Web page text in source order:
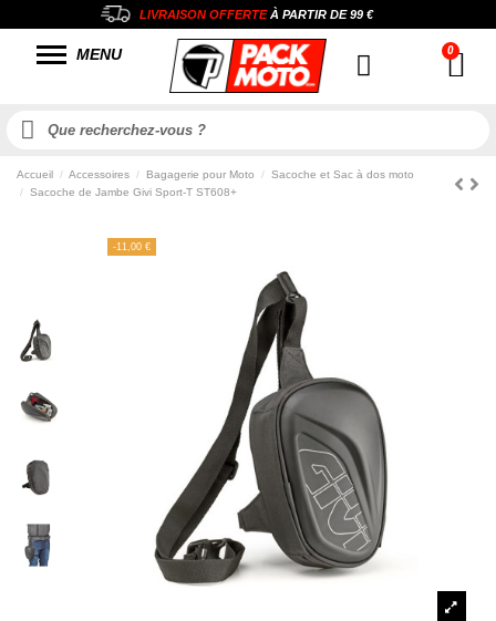
LIVRAISON OFFERTEÀ PARTIR DE99 €
MENU
Accueil Accessoires Bagagerie pour Moto
Sacoche et Sac à dos moto
Sacoche de Jambe Givi Sport-T ST608+
-11,00 €